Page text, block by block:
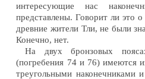
интересующие нас
представлены. Говорит ли это
древние жители Тли, не были
Конечно, нет.
На двух бронзовых
(погребения 74 и 76) имеются
треугольными наконечниками